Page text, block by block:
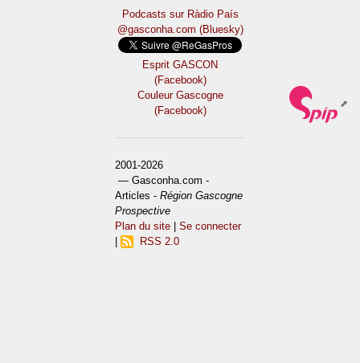
Podcasts sur Ràdio País
@gasconha.com (Bluesky)
Esprit GASCON
(Facebook)
Couleur Gascogne
(Facebook)
2001-2026
— Gasconha.com -
Articles -Région Gascogne
Prospective
Plan du site |Se connecter
RSS 2.0